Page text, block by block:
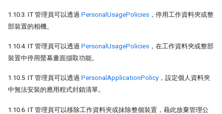
1.10.3. IT 管理員可以透過 PersonalUsagePolicies ，停用工作資料夾或整
部裝置的相機。
1.10.4. IT 管理員可以透過 PersonalUsagePolicies ，在工作資料夾或整部
裝置中停用螢幕畫面擷取功能。
1.10.5. IT 管理員可以透過 PersonalApplicationPolicy ，設定個人資料夾
中無法安裝的應用程式封鎖清單。
1.10.6. IT 管理員可以移除工作資料夾或抹除整個裝置，藉此放棄管理公